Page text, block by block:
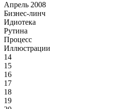
Апрель 2008
Бизнес-линч
Идиотека
Рутина
Процесс
Иллюстрации
14
15
16
17
18
19